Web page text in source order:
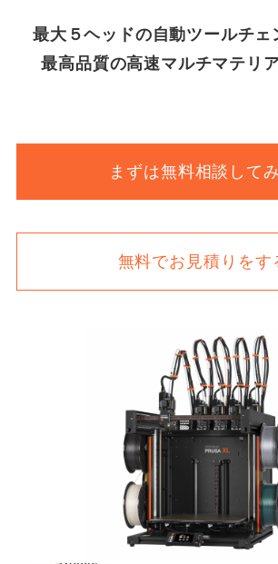
最大５ヘッドの自動ツールチェ
最高品質の高速マルチマテリ
まずは無料相談して
無料でお見積りをす